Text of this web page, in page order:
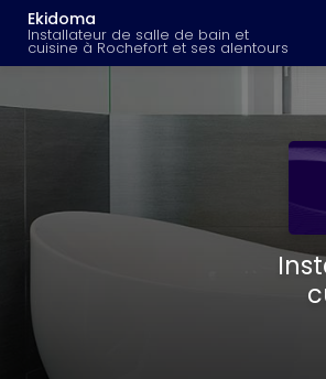
Aller
contenu
Ekidoma
Installateur de salle de bain et
cuisine à Rochefort et ses alentours